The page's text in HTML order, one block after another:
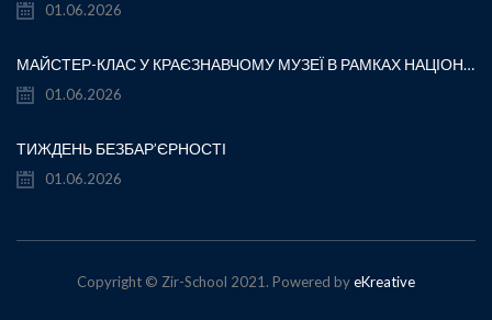
01.06.2026
МАЙСТЕР-КЛАС У КРАЄЗНАВЧОМУ МУЗЕЇ В РАМКАХ НАЦІОНАЛЬНОГО ТИЖНЯ БЕЗБАР’ЄРНОСТІ
01.06.2026
ТИЖДЕНЬ БЕЗБАР’ЄРНОСТІ
01.06.2026
Copyright © Zir-School 2021. Powered byeKreative